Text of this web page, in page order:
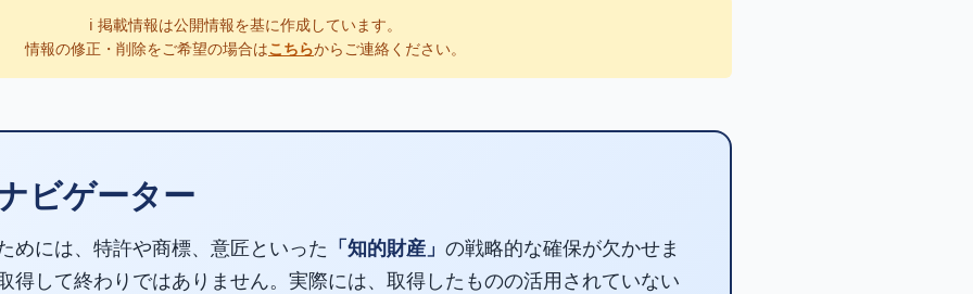
ℹ️ 掲載情報は公開情報を基に作成しています。
情報の修正・削除をご希望の場合はこちらからご連絡ください。
ビゲーター
めには、特許や商標、意匠といった 「知的財産」 の戦略的な確保が欠かせま
得して終わりではありません。実際には、取得したものの活用されていない